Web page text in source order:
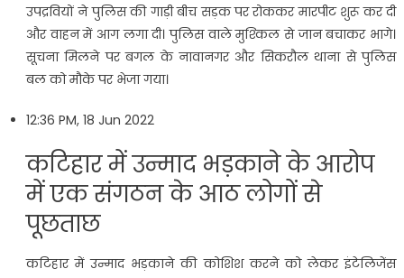
उपद्रवियों ने प‍ुलिस की गाड़ी बीच सड़क पर रोककर मारपीट शुरू कर दी
और वाहन में आग लगा दी। पुलिस वाले मुश्‍क‍िल से जान बचाकर भागे।
सूचना मिलने पर बगल के नावानगर और सिकरौल थाना से पुलिस
बल को मौके पर भेजा गया।
12:36 PM, 18 Jun 2022
कटिहार में उन्माद भड़काने के आरोप
में एक संगठन के आठ लोगों से
पूछताछ
कटिहार में उन्माद भड़काने की कोशिश करने को लेकर इंटेलिजेंस